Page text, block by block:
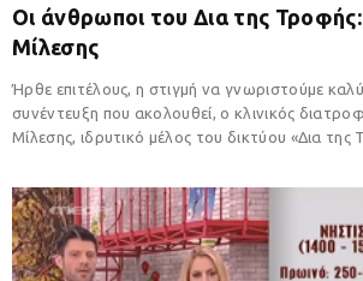
Οι άνθρωποι του Δια της
Μίλεσης
Ήρθε επιτέλους, η στιγμή να γνωριστούμε
συνέντευξη που ακολουθεί, ο κλινικός
Μίλεσης, ιδρυτικό μέλος του δικτύου «Δια της